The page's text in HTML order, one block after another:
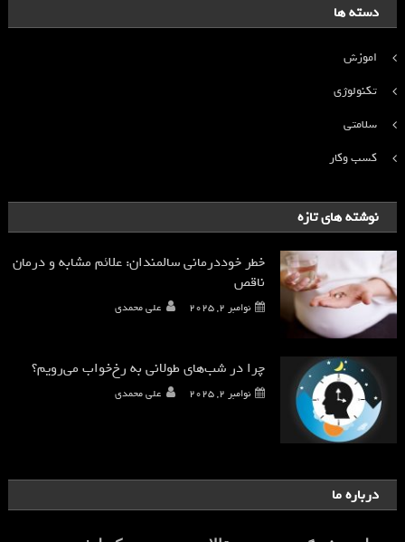
دسته ها
اموزش
تکنولوژی
سلامتی
کسب وکار
نوشته های تازه
خطر خوددرمانی سالمندان: علائم مشابه و درمان
ناقص
نوامبر 2, 2025 علی محمدی
چرا در شب‌های طولانی به رخ‌خواب می‌رویم؟
نوامبر 2, 2025 علی محمدی
درباره ما